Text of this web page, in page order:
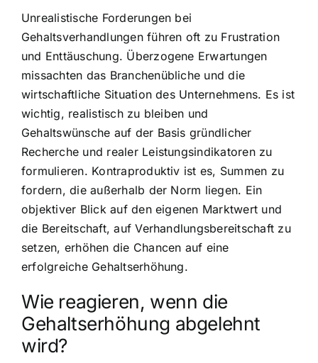
Unrealistische Forderungen bei
Gehaltsverhandlungen führen oft zu Frustration
und Enttäuschung. Überzogene Erwartungen
missachten das Branchenübliche und die
wirtschaftliche Situation des Unternehmens. Es ist
wichtig, realistisch zu bleiben und
Gehaltswünsche auf der Basis gründlicher
Recherche und realer Leistungsindikatoren zu
formulieren. Kontraproduktiv ist es, Summen zu
fordern, die außerhalb der Norm liegen. Ein
objektiver Blick auf den eigenen Marktwert und
die Bereitschaft, auf Verhandlungsbereitschaft zu
setzen, erhöhen die Chancen auf eine
erfolgreiche Gehaltserhöhung.
Wie reagieren, wenn die
Gehaltserhöhung abgelehnt
wird?